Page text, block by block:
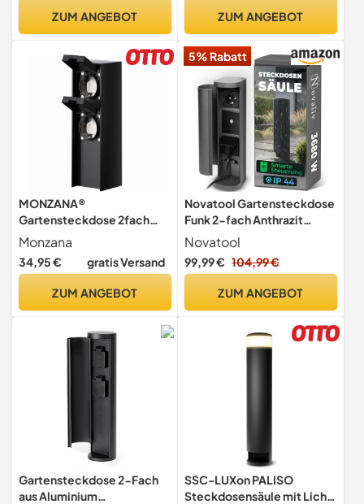
Edelstahl Steuerung
ZUM ANGEBOT
40-320 W)
ZUM ANGEBOT
MONZANA®
Gartensteckdose 2fach
IP44 Metallspieß Garten
Außensteckdose
Steckdosensäule
Steckdosenverteiler
Monzana
34,95 € gratis Versand
ZUM ANGEBOT
5% Rabatt
Novatool Gartensteckdose
Funk 2-fach Anthrazit
SMART WIFI APP IP44
Steckdose rund Aussen
Gartensteckdose Outdoor
Steckdosenturm
Novatool
99,99 € 104,99 €
ZUM ANGEBOT
Gartensteckdose 2-Fach
aus Aluminium
SSC-LUXon PALISO
Steckdosensäule mit Licht